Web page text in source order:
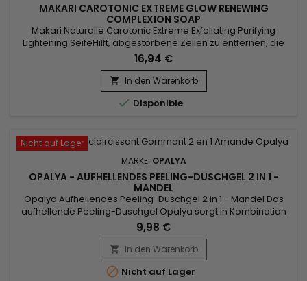
MAKARI CAROTONIC EXTREME GLOW RENEWING
COMPLEXION SOAP
Makari Naturalle Carotonic Extreme Exfoliating Purifying
Lightening SeifeHilft, abgestorbene Zellen zu entfernen, die
sich Tag für Tag ansammeln.&nbsp; Es reinigt sanft und peelt
die Haut gründlich.&nbsp; Die Peeling-Seife von Makari
bereitet die Haut auf die Behandlung vor, hellt den Teint auf
und gleicht ihn aus.
16,94 €
 In den Warenkorb
 Disponible
Nicht auf Lager
MARKE: OPALYA
OPALYA - AUFHELLENDES PEELING-DUSCHGEL 2 IN 1 -
MANDEL
Opalya Aufhellendes Peeling-Duschgel 2 in 1 - Mandel Das
aufhellende Peeling-Duschgel Opalya sorgt in Kombination
mit den anderen Produkten der Serie für absolutes
Wohlbefinden dank der peelenden Wirkung des
Aprikosenkerns.&nbsp; Die aufhellende Kraft, die durch die
verschiedenen Wirkstoffe in der Formel entsteht,
vereinheitlicht Ihren Teint, bevor Sie...
9,98 €
 In den Warenkorb
 Nicht auf Lager